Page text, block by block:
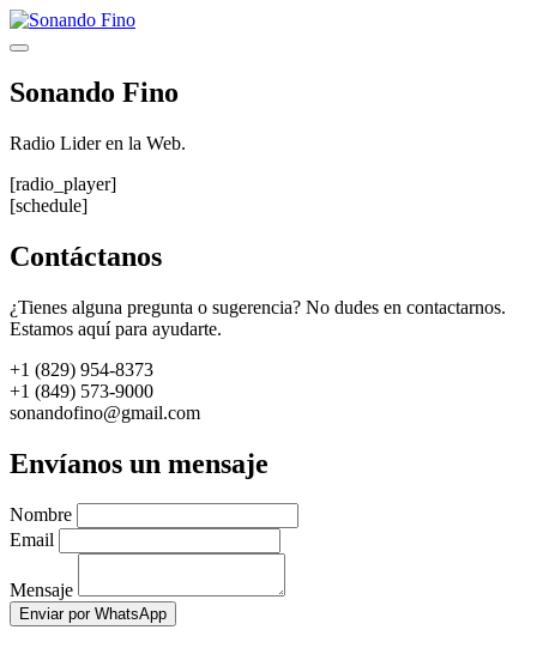
Saltar
al
Menú
Sonando Fino
Radio Lider en la Web.
[radio_player]
[schedule]
Contáctanos
¿Tienes alguna pregunta o sugerencia? No dudes en contactarnos.
Estamos aquí para ayudarte.
+1 (829) 954-8373
+1 (849) 573-9000
sonandofino@gmail.com
Envíanos un mensaje
Nombre
Email
Mensaje
Enviar por WhatsApp